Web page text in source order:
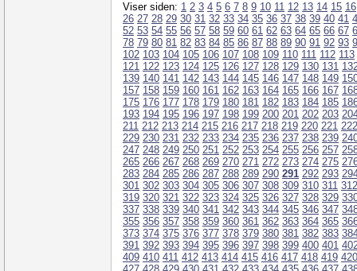
Viser siden: 1 2 3 4 5 6 7 8 9 10 11 12 13 14 15 16
26 27 28 29 30 31 32 33 34 35 36 37 38 39 40 41
52 53 54 55 56 57 58 59 60 61 62 63 64 65 66 67
78 79 80 81 82 83 84 85 86 87 88 89 90 91 92 93
102 103 104 105 106 107 108 109 110 111 112 113
121 122 123 124 125 126 127 128 129 130 131
139 140 141 142 143 144 145 146 147 148 149
157 158 159 160 161 162 163 164 165 166 167
175 176 177 178 179 180 181 182 183 184 185
193 194 195 196 197 198 199 200 201 202 203
211 212 213 214 215 216 217 218 219 220 221 222
229 230 231 232 233 234 235 236 237 238 239
247 248 249 250 251 252 253 254 255 256 257
265 266 267 268 269 270 271 272 273 274 275
283 284 285 286 287 288 289 290 291 292 293
301 302 303 304 305 306 307 308 309 310 311 312
319 320 321 322 323 324 325 326 327 328 329
337 338 339 340 341 342 343 344 345 346 347
355 356 357 358 359 360 361 362 363 364 365
373 374 375 376 377 378 379 380 381 382 383
391 392 393 394 395 396 397 398 399 400 401
409 410 411 412 413 414 415 416 417 418 419 420